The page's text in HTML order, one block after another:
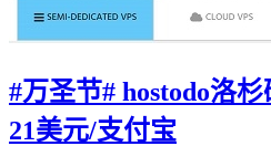
#万圣节# hostodo洛
21美元/支付宝